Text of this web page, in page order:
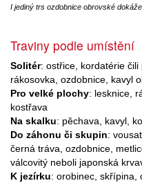
I jediný trs ozdobnice obrovské
Traviny podle umístění
Solitér: ostřice, kordatérie
rákosovka, ozdobnice, kavyl
Pro velké plochy: lesknice,
kostřava
Na skalku: pěchava, kavyl,
Do záhonu či skupin:
černá tráva, ozdobnice,
válcovitý neboli japonská
K jezírku: orobinec, skřípina,